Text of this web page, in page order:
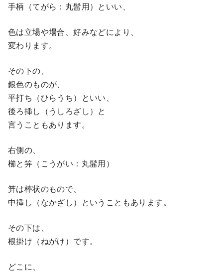
手柄（てがら：丸髷用）といい、
色は立場や場合、好みなどにより、
変わります。
その下の、
銀色のものが、
平打ち（ひらうち）といい、
後ろ挿し（うしろざし）と
言うこともあります。
右側の、
櫛と笄（こうがい：丸髷用）
笄は棒状のもので、
中挿し（なかざし）ということもあります。
その下は、
根掛け（ねがけ）です。
どこに、